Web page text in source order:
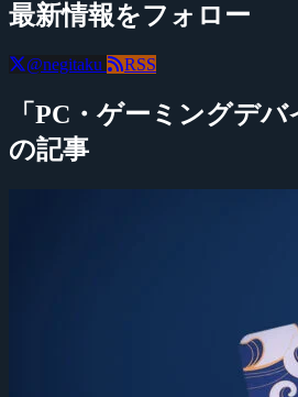
最新情報をフォロー
@negitaku RSS
「PC・ゲーミングデ
の記事